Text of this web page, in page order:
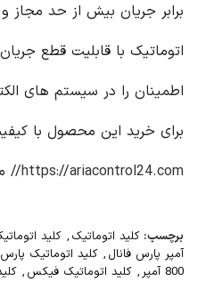
برابر جریان بیش از حد مجاز
اتوماتیک با قابلیت قطع
اطمینان را در سیستم های
برای خرید این محصول با
https://ariacontrol24.com//
برچسب: کلید اتوماتیک , کلید اتوماتیک ۸۰۰
آمپر پارس فانال , کلید اتوماتیک پارس
800 آمپر
, کلید اتوماتیک فیکس ,